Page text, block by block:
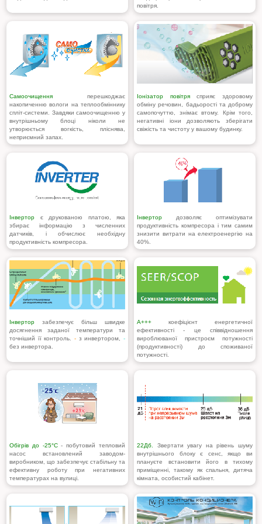
повітря.
Самоочищення перешкоджає
накопиченню вологи на теплообміннику
спліт-системи. Завдяки самоочищенню у
внутрішньому блоці ніколи не
утворюється вогкість, пліснява,
неприємний запах.
Іонізатор повітрясприяє здоровому
обміну речовин, бадьорості та доброму
самопочуттю, знімає втому. Крім того,
негативні іони дозволяють зберігати
свіжість та чистоту у вашому будинку.
Інвертор є друкованою платою, яка
збирає інформацію з численних
датчиків, і обчислює необхідну
продуктивність компресора.
Інвертор дозволяє оптимізувати
продуктивність компресора і тим самим
знизити витрати на електроенергію на
40%.
Інвертор забезпечує більш швидке
досягнення заданої температури та
точніший її контроль. - з инвертором, -
без инвертора.
A+++ коефіцієнт енергетичної
ефективності - це співвідношення
вироблюваної пристроєм потужності
(продуктивності) до споживаної
потужності.
Обігрів до -25°С- побутовий тепловий
насос встановлений заводом-
виробником, що забезпечує стабільну та
ефективну роботу при негативних
температурах на вулиці.
22Дб.
Звертати увагу на рівень шуму
внутрішнього блоку є сенс, якщо ви
плануєте встановити його в тихому
приміщенні, такому як спальня, дитяча
кімната, особистий кабінет.